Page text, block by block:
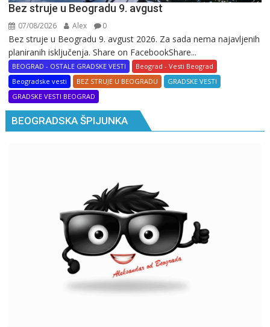
Bez struje u Beogradu 9. avgust
07/08/2026 Alex 0
Bez struje u Beogradu 9. avgust 2026. Za sada nema najavljenih
planiranih isključenja. Share on FacebookShare...
BEOGRAD - OSTALE GRADSKE VESTI
Beograd - Vesti Beograd
Beogradske vesti
BEZ STRUJE U BEOGRADU
GRADSKE VESTI
GRADSKE VESTI BEOGRAD
BEOGRADSKA ŠPIJUNKA